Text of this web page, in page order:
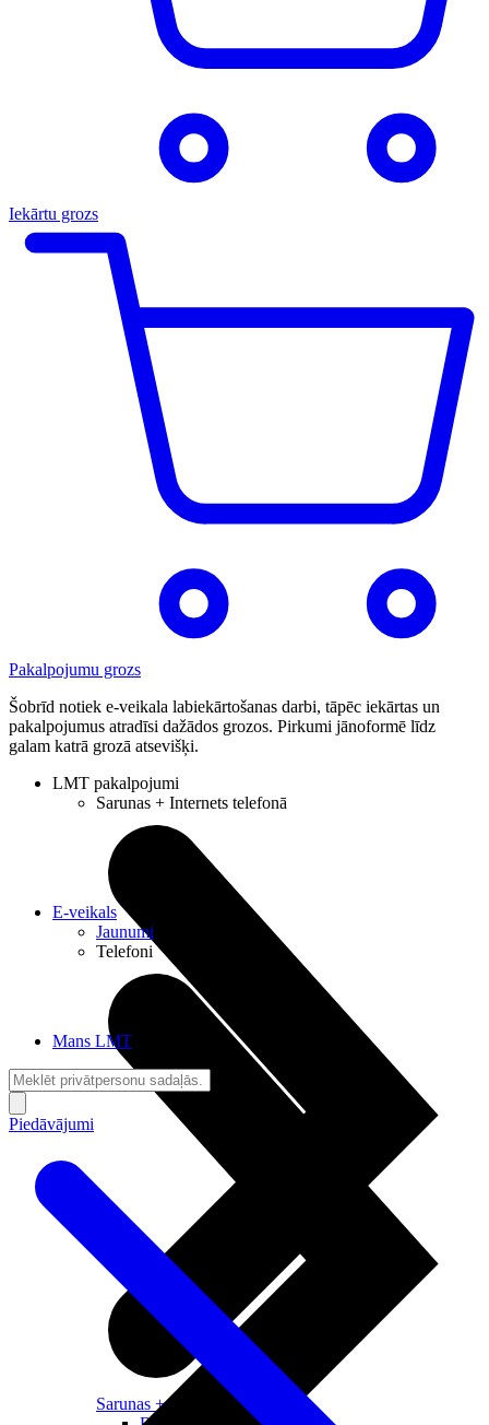
Iekārtu grozs
Pakalpojumu grozs
Šobrīd notiek e-veikala labiekārtošanas darbi, tāpēc iekārtas un
pakalpojumus atradīsi dažādos grozos. Pirkumi jānoformē līdz
galam katrā grozā atsevišķi.
LMT pakalpojumi
Sarunas + Internets telefonā
Sarunas + Internets
E-veikals
Jaunumi
Telefoni
Mans LMT
Piedāvājumi